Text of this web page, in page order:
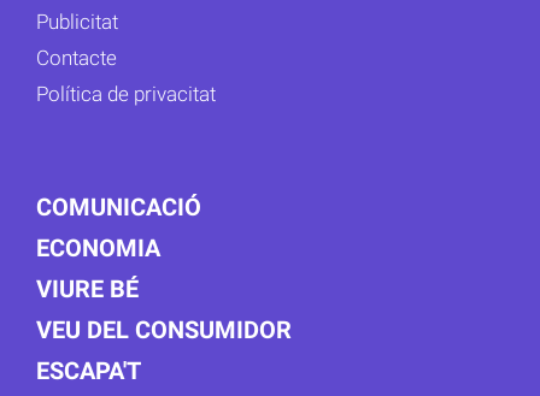
Publicitat
Contacte
Política de privacitat
COMUNICACIÓ
ECONOMIA
VIURE BÉ
VEU DEL CONSUMIDOR
ESCAPA'T